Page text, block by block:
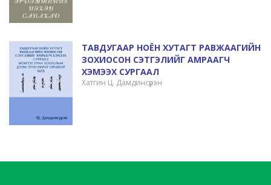
ТАВДУГААР НОЁН ХУТАГТ РАВЖААГИЙН
ЗОХИОСОН СЭТГЭЛИЙГ АМРААГЧ
ХЭМЭЭХ СУРГААЛ
Хатгин Ц. Дамдинсүрэн